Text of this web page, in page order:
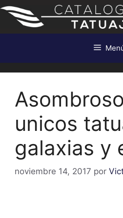
Saltar
contenido
unicos
galaxias y
noviembre 14, 2017 por